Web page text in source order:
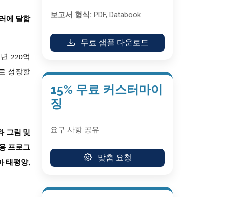
에 달합
220억
성장할
그림 및
프로그
태평양,
보고서 형식: PDF, Databook
무료 샘플 다운로드
15% 무료 커스터마이
징
요구 사항 공유
맞춤 요청